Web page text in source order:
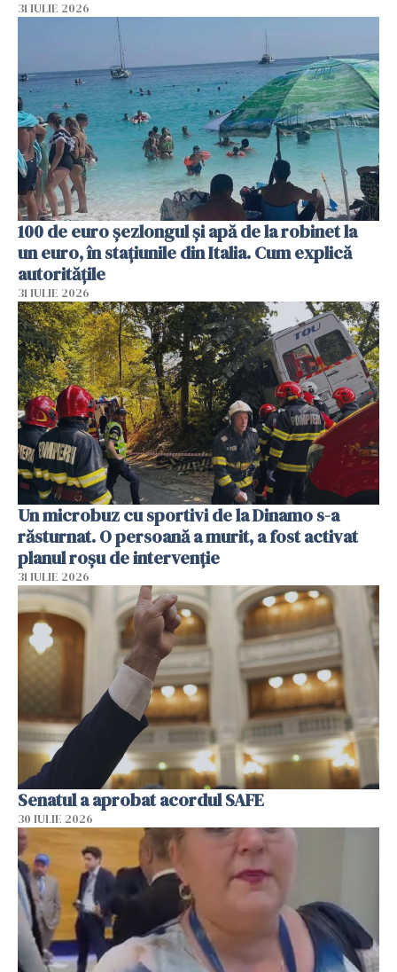
31 IULIE 2026
100 de euro șezlongul și apă de la robinet la
un euro, în stațiunile din Italia. Cum explică
autoritățile
31 IULIE 2026
Un microbuz cu sportivi de la Dinamo s-a
răsturnat. O persoană a murit, a fost activat
planul roșu de intervenție
31 IULIE 2026
Senatul a aprobat acordul SAFE
30 IULIE 2026